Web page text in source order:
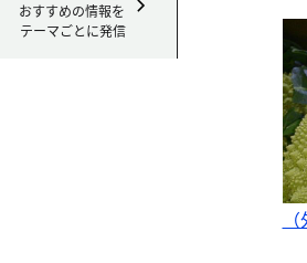
おすすめの情報を
テーマごとに発信